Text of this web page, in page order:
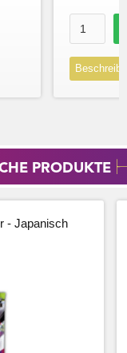
PRODUKTE
- Japanisch